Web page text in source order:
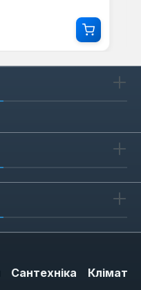
Сантехніка
Клімат